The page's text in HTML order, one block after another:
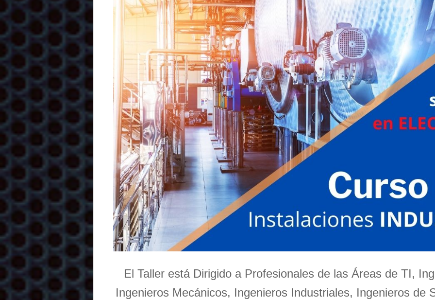
El Taller está Dirigido a Profesionales de las Áreas de TI,
Ingenieros Mecánicos, Ingenieros Industriales, Ingenieros de